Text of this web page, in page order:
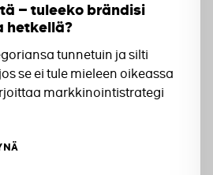
– tuleeko brändisi
hetkellä?
tunnetuin ja silti
se ei tule mieleen oikeassa
markkinointistrategi